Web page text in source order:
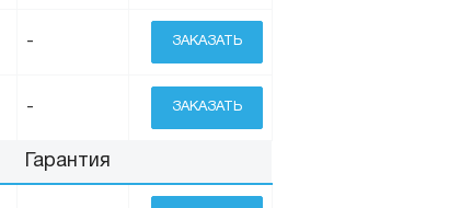
- ЗАКАЗАТЬ
- ЗАКАЗАТЬ
Гарантия